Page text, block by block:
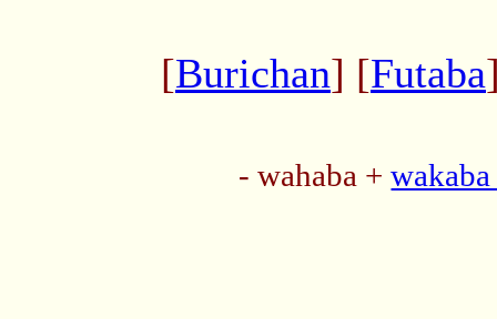
[Burichan] [Futaba
- wahaba +